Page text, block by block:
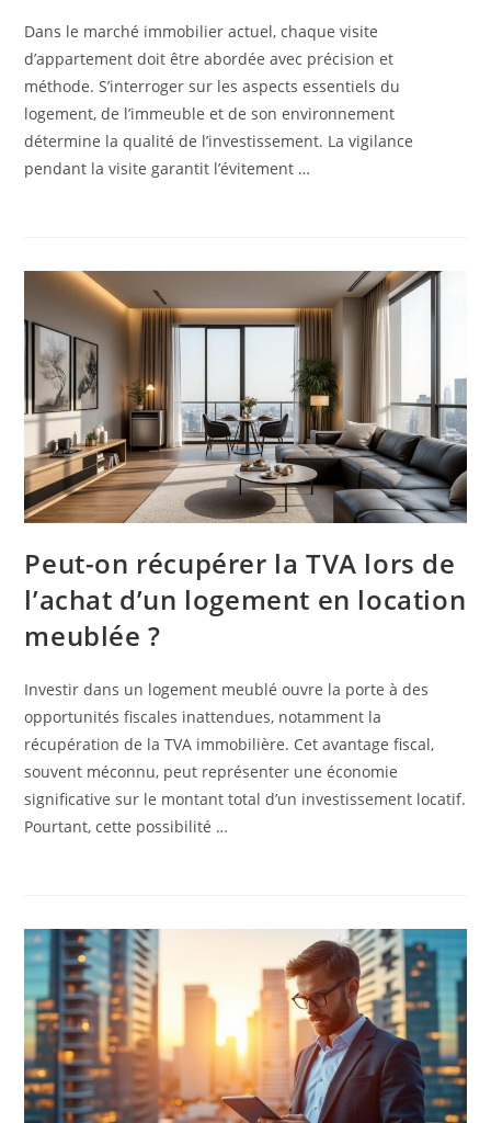
Dans le marché immobilier actuel, chaque visite
d’appartement doit être abordée avec précision et
méthode. S’interroger sur les aspects essentiels du
logement, de l’immeuble et de son environnement
détermine la qualité de l’investissement. La vigilance
pendant la visite garantit l’évitement …
Peut-on récupérer la TVA lors de
l’achat d’un logement en location
meublée ?
Investir dans un logement meublé ouvre la porte à des
opportunités fiscales inattendues, notamment la
récupération de la TVA immobilière. Cet avantage fiscal,
souvent méconnu, peut représenter une économie
significative sur le montant total d’un investissement locatif.
Pourtant, cette possibilité …